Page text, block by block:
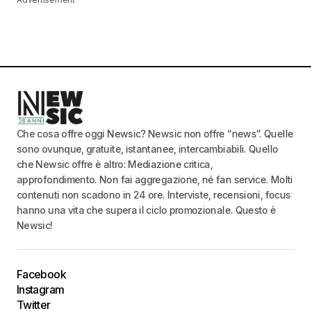
Che cosa offre oggi Newsic? Newsic non offre “news”. Quelle
sono ovunque, gratuite, istantanee, intercambiabili. Quello
che Newsic offre è altro: Mediazione critica,
approfondimento. Non fai aggregazione, né fan service. Molti
contenuti non scadono in 24 ore. Interviste, recensioni, focus
hanno una vita che supera il ciclo promozionale. Questo è
Newsic!
Facebook
Instagram
Twitter